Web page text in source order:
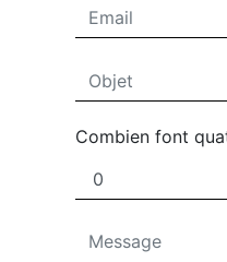
Combien font